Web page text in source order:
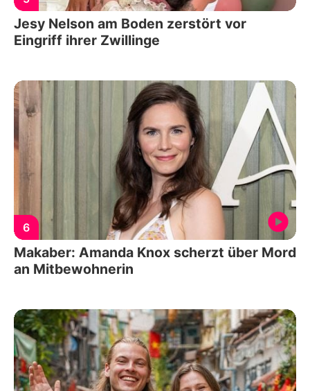
Jesy Nelson am Boden zerstört vor
Eingriff ihrer Zwillinge
6
Makaber: Amanda Knox scherzt über Mord
an Mitbewohnerin